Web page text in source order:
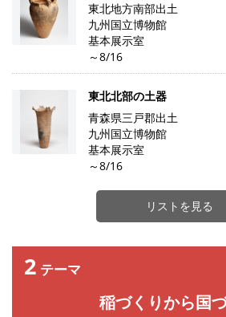
東北地方南部出土
九州国立博物館
基本展示室
～8/16
東北北部の土器
青森県三戸郡出土
九州国立博物館
基本展示室
～8/16
リストを見る
2 テーマ
稲づくりから国